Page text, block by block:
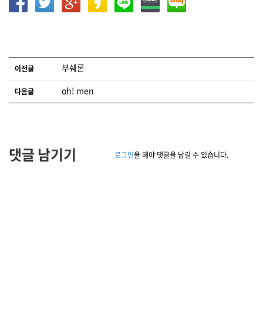
글 네비게이션
이전글 부쉐론
다음글 oh! men
댓글 남기기 로그인을 해야 댓글을 남길 수 있습니다.